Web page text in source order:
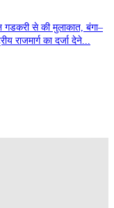
गडकरी से की मुलाकात, बंगा–
राजमार्ग का दर्जा देने...